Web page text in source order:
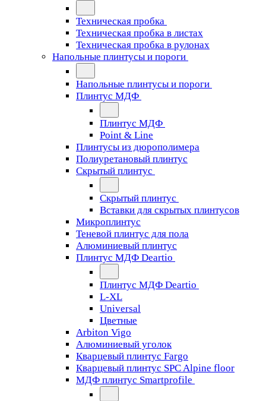
Техническая пробка
Техническая пробка в листах
Техническая пробка в рулонах
Напольные плинтусы и пороги
Напольные плинтусы и пороги
Плинтус МДФ
Плинтус МДФ
Point & Line
Плинтусы из дюрополимера
Полиуретановый плинтус
Скрытый плинтус
Скрытый плинтус
Вставки для скрытых плинтусов
Микроплинтус
Теневой плинтус для пола
Алюминиевый плинтус
Плинтус МДФ Deartio
Плинтус МДФ Deartio
L-XL
Universal
Цветные
Arbiton Vigo
Алюминиевый уголок
Кварцевый плинтус Fargo
Кварцевый плинтус SPC Alpine floor
МДФ плинтус Smartprofile